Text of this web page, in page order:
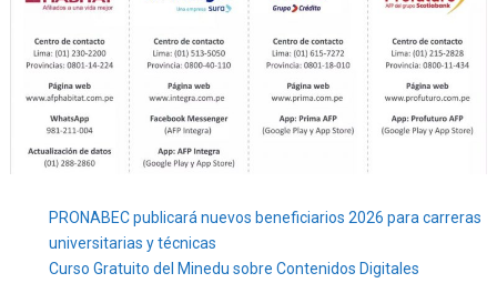
PRONABEC publicará nuevos beneficiarios 2026 para carreras
universitarias y técnicas
Curso Gratuito del Minedu sobre Contenidos Digitales